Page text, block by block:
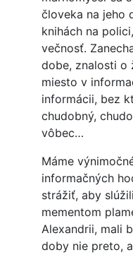
človeka na jeho
knihách na
večnosť.
dobe, znalosti o
miesto v
informácii, bez
chudobný,
vôbec…
Máme
informačných
strážiť, aby
mementom
Alexandrii, mali
doby nie preto,